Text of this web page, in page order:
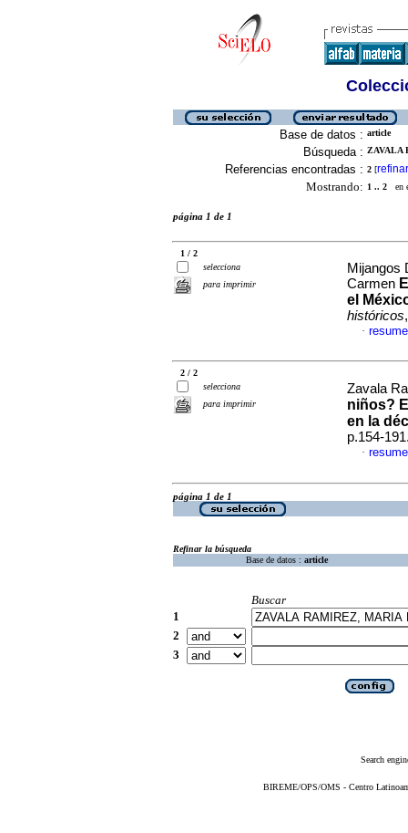
Base de datos : article
Búsqueda : ZAVALA
Referencias encontradas : 2 [refinar
Mostrando: 1 .. 2 en
página 1 de 1
1 / 2
selecciona
para imprimir
Mijangos
Carmen
el
históricos
·
2 / 2
selecciona
para imprimir
Zavala
niños?
en la
p.154-
·
página 1 de 1
Refinar la búsqueda
Base de datos : article
Buscar
1
2
3
Search
BIREME/OPS/OMS - Centro